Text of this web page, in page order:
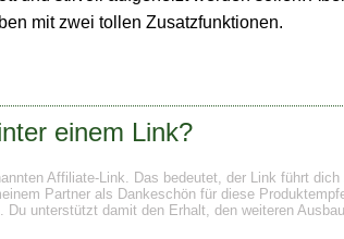
mit zwei tollen Zusatzfunktionen.
einem Link?
Affiliate-Link. Das bedeutet, der Link führt
Partner als Dankeschön für diese
unterstützt damit den Erhalt, den weiteren